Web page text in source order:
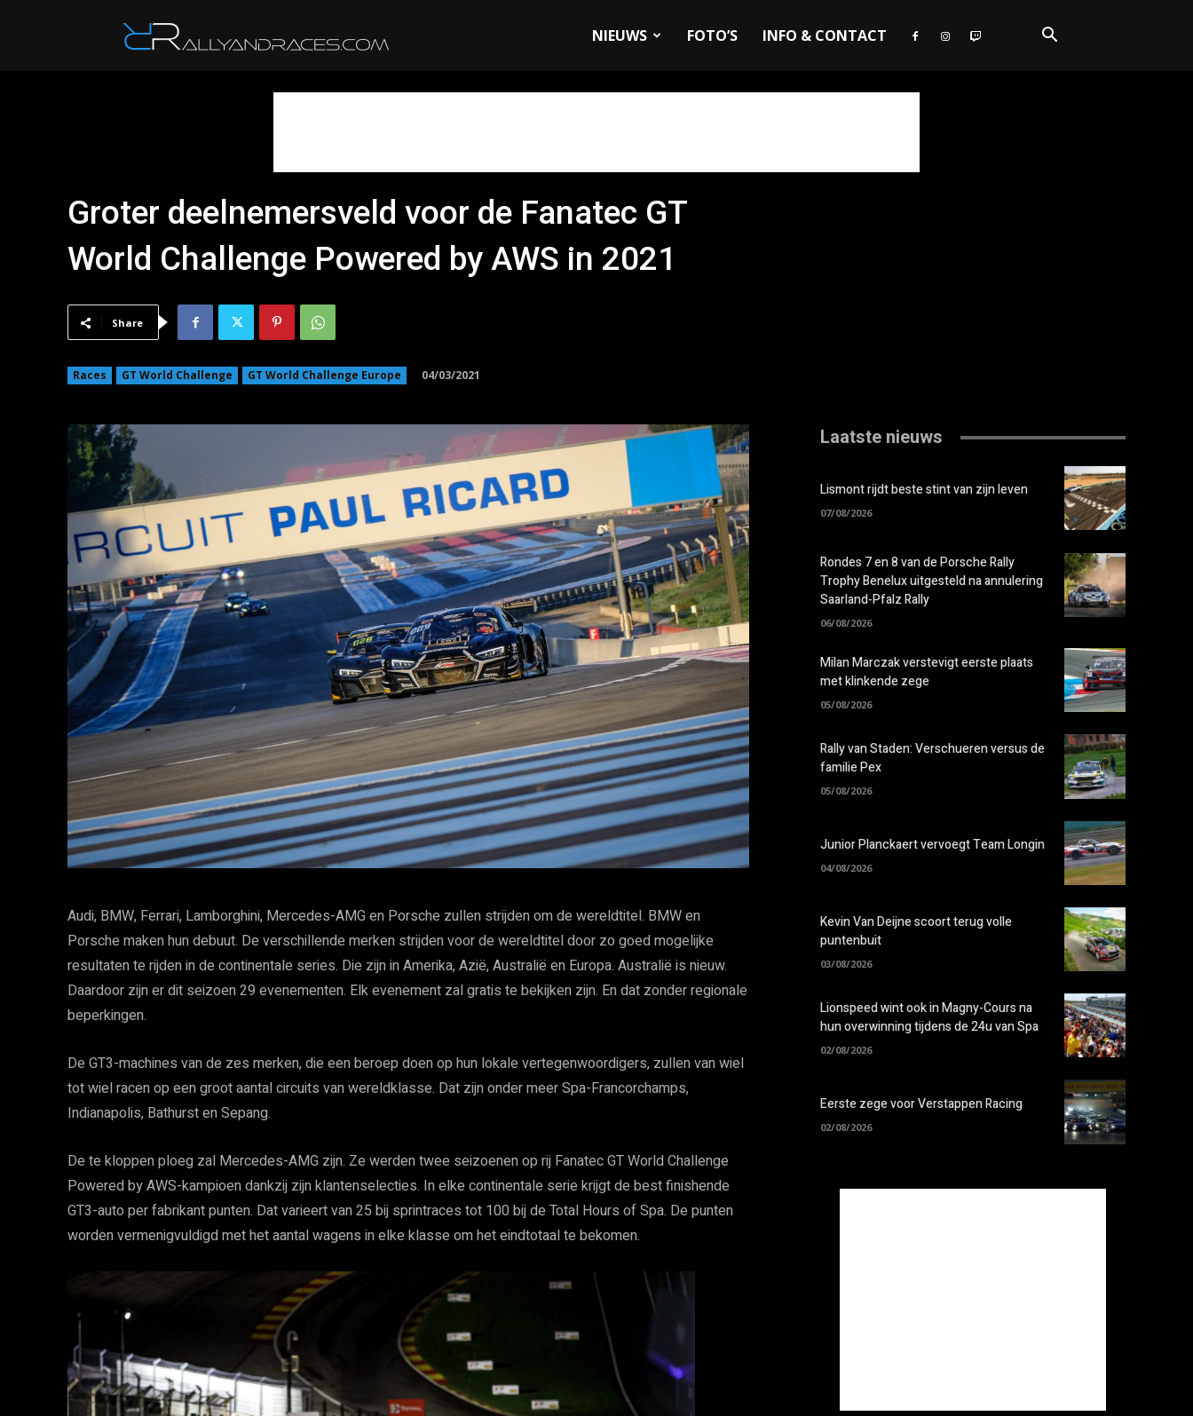
NIEUWS FOTO’S INFO & CONTACT
Groter deelnemersveld voor de Fanatec GT
World Challenge Powered by AWS in 2021
Share
Races GT World Challenge GT World Challenge Europe 04/03/2021
Audi, BMW, Ferrari, Lamborghini, Mercedes-AMG en Porsche zullen strijden om de wereldtitel. BMW en
Porsche maken hun debuut. De verschillende merken strijden voor de wereldtitel door zo goed mogelijke
resultaten te rijden in de continentale series. Die zijn in Amerika, Azië, Australië en Europa. Australië is nieuw.
Daardoor zijn er dit seizoen 29 evenementen. Elk evenement zal gratis te bekijken zijn. En dat zonder regionale
beperkingen.
De GT3-machines van de zes merken, die een beroep doen op hun lokale vertegenwoordigers, zullen van wiel
tot wiel racen op een groot aantal circuits van wereldklasse. Dat zijn onder meer Spa-Francorchamps,
Indianapolis, Bathurst en Sepang.
De te kloppen ploeg zal Mercedes-AMG zijn. Ze werden twee seizoenen op rij Fanatec GT World Challenge
Powered by AWS-kampioen dankzij zijn klantenselecties. In elke continentale serie krijgt de best finishende
GT3-auto per fabrikant punten. Dat varieert van 25 bij sprintraces tot 100 bij de Total Hours of Spa. De punten
worden vermenigvuldigd met het aantal wagens in elke klasse om het eindtotaal te bekomen.
Laatste nieuws
Lismont rijdt beste stint van zijn leven
07/08/2026
Rondes 7 en 8 van de Porsche Rally
Trophy Benelux uitgesteld na annulering
Saarland-Pfalz Rally
06/08/2026
Milan Marczak verstevigt eerste plaats
met klinkende zege
05/08/2026
Rally van Staden: Verschueren versus de
familie Pex
05/08/2026
Junior Planckaert vervoegt Team Longin
04/08/2026
Kevin Van Deijne scoort terug volle
puntenbuit
03/08/2026
Lionspeed wint ook in Magny-Cours na
hun overwinning tijdens de 24u van Spa
02/08/2026
Eerste zege voor Verstappen Racing
02/08/2026